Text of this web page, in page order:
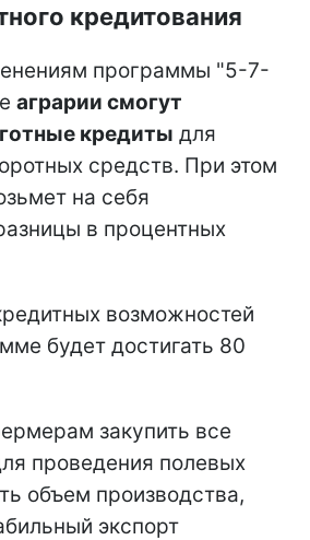
кредитования
программы "5-7-
аграрии смогут
кредиты для
средств. При этом
на себя
в процентных
возможностей
будет достигать 80
закупить все
проведения полевых
объем производства,
экспорт